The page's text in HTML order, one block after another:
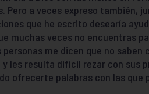
Pero a veces expreso también,
que he escrito desearía
muchas veces no encuentras
me dicen que no saben
les resulta difícil rezar con sus
ofrecerte palabras con las que